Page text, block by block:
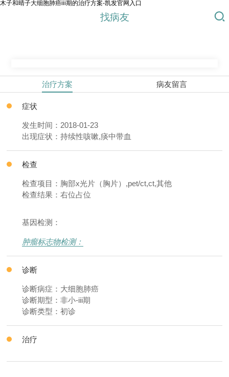
木子和晴子大细胞肺癌iii期的治疗方案-凯发官网入口
找病友
治疗方案 病友留言
症状
发生时间：2018-01-23
出现症状：持续性咳嗽,痰中带血
检查
检查项目：胸部x光片（胸片）,pet/ct,ct,其他
检查结果：右位占位
基因检测：
肿瘤标志物检测：
诊断
诊断病症：大细胞肺癌
诊断期型：非小-iii期
诊断类型：初诊
治疗